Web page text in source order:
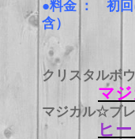
●料金 ： 初
含）
クリスタルボ
マ
マジカル☆ブ
ヒ